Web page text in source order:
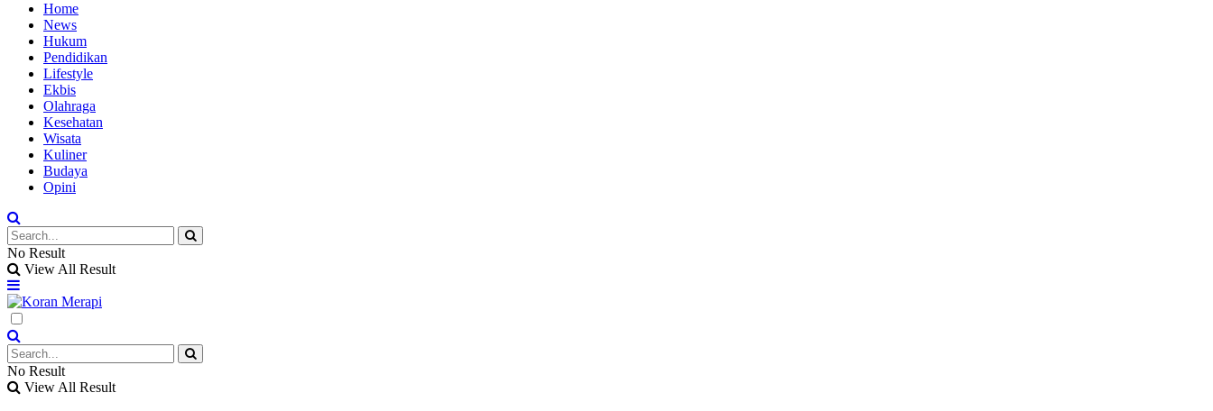
Home
News
Hukum
Pendidikan
Lifestyle
Ekbis
Olahraga
Kesehatan
Wisata
Kuliner
Budaya
Opini
No Result
View All Result
No Result
View All Result